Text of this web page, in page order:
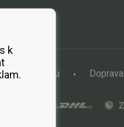
vertikutátoru Doprava
k